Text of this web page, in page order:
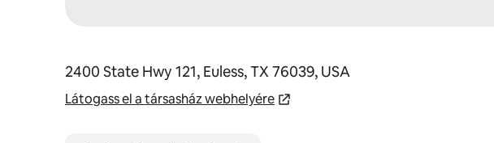
2400 State Hwy 121, Euless, TX 76039, USA
Látogass el a társasház webhelyére